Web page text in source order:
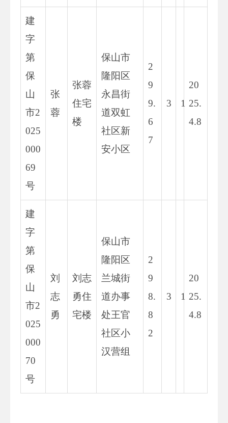
建
字
第
保
山
市2
025
000
69
号
张
蓉
张蓉
住宅
楼
保山市
隆阳区
永昌街
道双虹
社区新
安小区
2
9
9.
6
7
3 1
20
25.
4.8
建
字
第
保
山
市2
025
000
70
号
刘
志
勇
刘志
勇住
宅楼
保山市
隆阳区
兰城街
道办事
处王官
社区小
汉营组
2
9
8.
8
2
3 1
20
25.
4.8